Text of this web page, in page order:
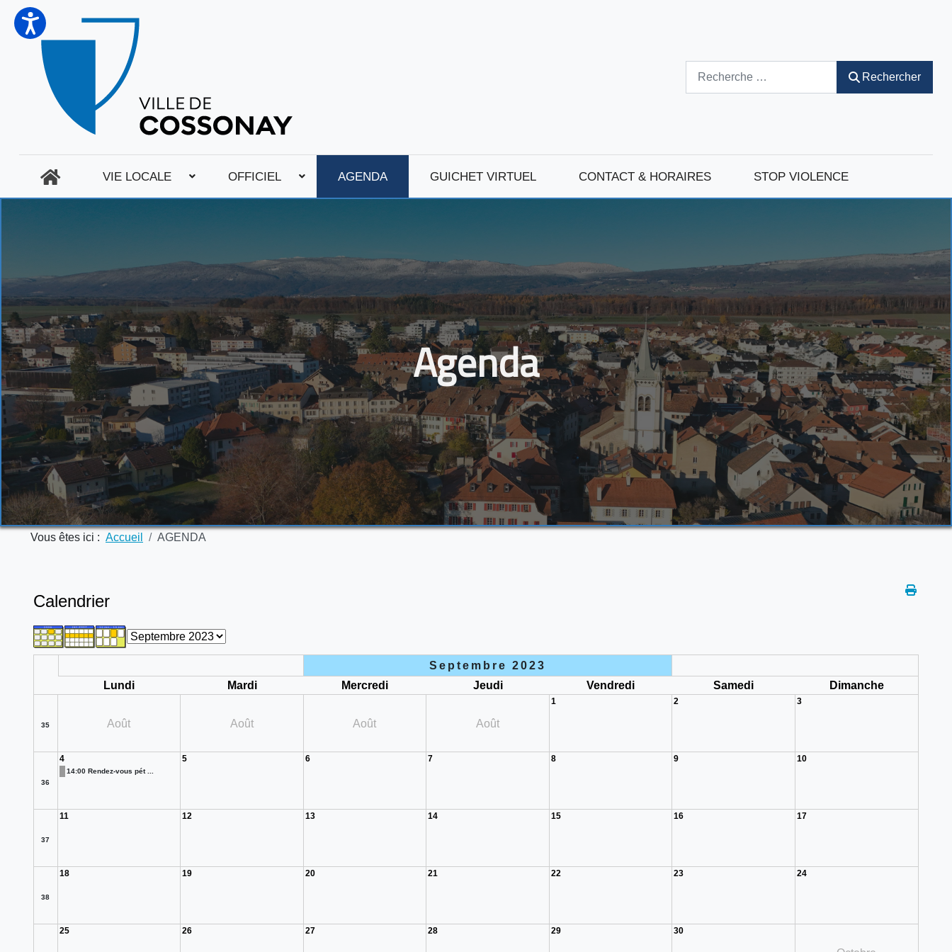
Rechercher
VIE LOCALE OFFICIEL AGENDA GUICHET VIRTUEL CONTACT & HORAIRES STOP VIOLENCE
Agenda
Vous êtes ici : Accueil AGENDA
Calendrier
Septembre 2023
Lundi
Mardi Mercredi Jeudi Vendredi Samedi Dimanche
35 Août Août Août Août
1 2 3
36
4
14:00 Rendez-vous pét ...
5 6 7 8 9 10
37
11 12 13 14 15 16 17
38
18 19 20 21 22 23 24
25 26 27 28 29 30